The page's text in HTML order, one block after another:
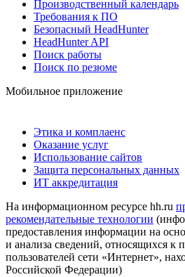
Производственный календарь
Требования к ПО
Безопасный HeadHunter
HeadHunter API
Поиск работы
Поиск по резюме
Мобильное приложение
Этика и комплаенс
Оказание услуг
Использование сайтов
Защита персональных данных
ИТ аккредитация
На информационном ресурсе hh.ru
рекомендательные технологии
предоставления информации на
и анализа сведений, относящихся к
пользователей сети «Интернет»,
Российской Федерации)